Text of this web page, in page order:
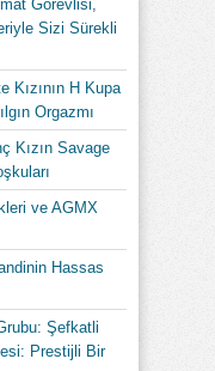
Görevlisi,
Sizi Sürekli
Kızının H Kupa
Orgazmı
Kızın Savage
ve AGMX
Hassas
Şefkatli
Prestijli Bir